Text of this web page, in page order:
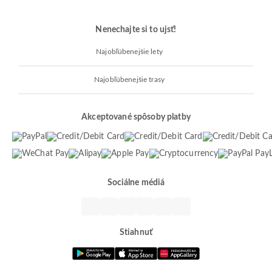
Nenechajte si to ujsť!
Najobľúbenejšie lety
Najobľúbenejšie trasy
Akceptované spôsoby platby
Sociálne médiá
Stiahnuť